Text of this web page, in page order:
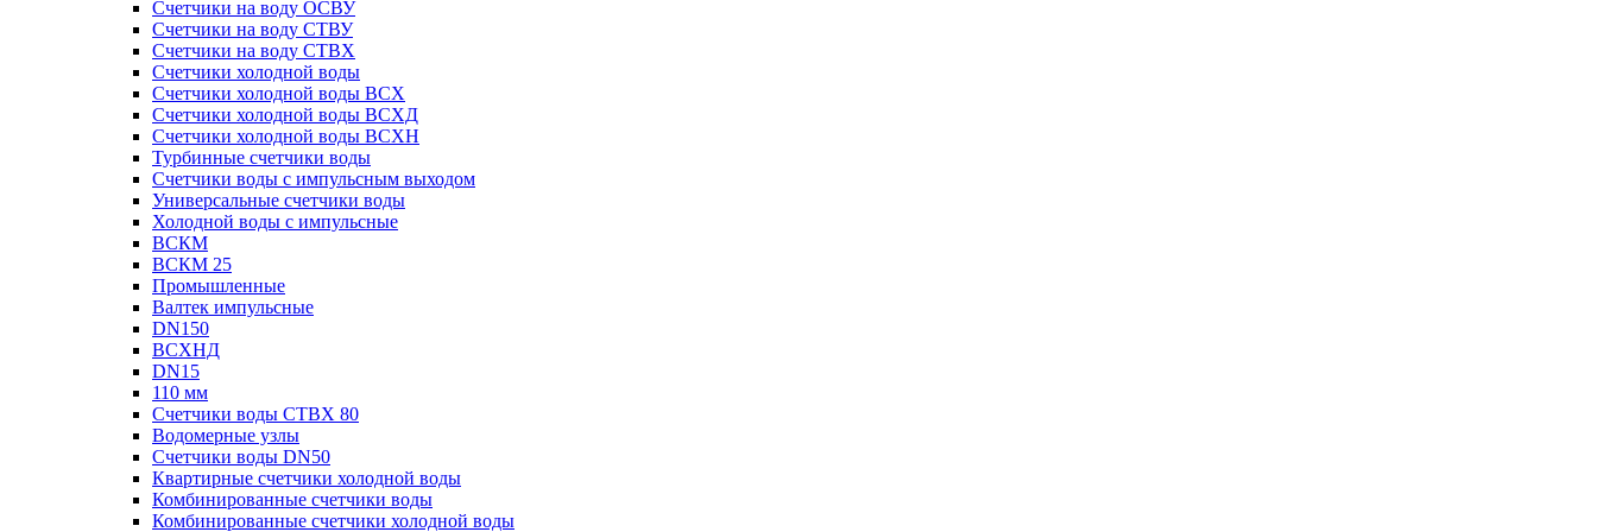
Счетчики на воду ОСВУ
Счетчики на воду СТВУ
Счетчики на воду СТВХ
Счетчики холодной воды
Счетчики холодной воды ВСХ
Счетчики холодной воды ВСХД
Счетчики холодной воды ВСХН
Турбинные счетчики воды
Счетчики воды с импульсным выходом
Универсальные счетчики воды
Холодной воды с импульсные
ВСКМ
ВСКМ 25
Промышленные
Валтек импульсные
DN150
ВСХНД
DN15
110 мм
Счетчики воды СТВХ 80
Водомерные узлы
Счетчики воды DN50
Квартирные счетчики холодной воды
Комбинированные счетчики воды
Комбинированные счетчики холодной воды